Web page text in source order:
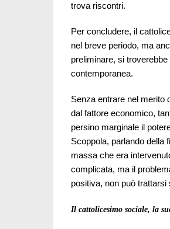
trova riscontri.
Per concludere, il
nel breve periodo, ma
preliminare, si
contemporanea.
Senza entrare nel merito
dal fattore economico,
persino marginale il
Scoppola, parlando della
massa che era
complicata, ma il
positiva, non può
Il cattolicesimo sociale, la